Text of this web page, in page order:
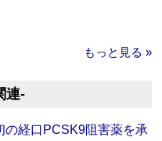
もっと見る »
連‐
の経口PCSK9阻害薬を承